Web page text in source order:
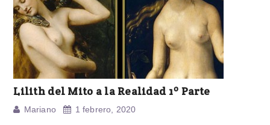
Lilith del Mito a la Realidad 1º Parte
Mariano 1 febrero, 2020